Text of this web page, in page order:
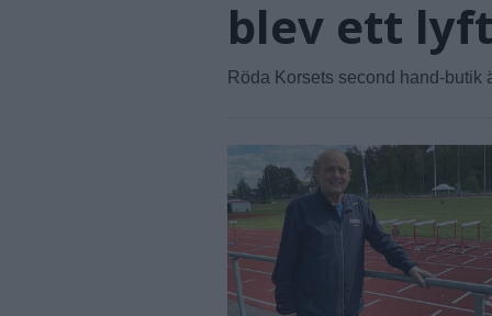
blev ett
Röda Korsets second hand-butik